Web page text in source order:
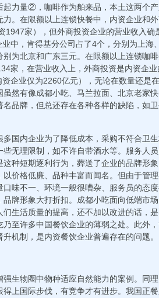
起力量②，咖啡作为舶来品，本土这两个
。在限额以上连锁快餐中，内资企业和
1947家），但外商投资企业的营业收入确
中，肯得基分公司占了4个，分别为上海
别为北京和广东三元。在限额以上连锁咖
家，在营业收入上，外商投资是内资企
企业仅为2260亿元），无论在数量还是在
然有像成都小吃、马兰拉面、北京老家
品牌，但总还存在各种各样的缺陷，如
国内企业为了降低成本，采购不符合卫生
无理限制，如不许自带酒水等。服务人员
种短期逐利行为，葬送了企业的品牌形
价格低廉、品种丰富而闻名。但由于管
味不一、环境一般很嘈杂、服务员的态
牌形象大打折扣。成都小吃面向低端市
生活质量的提高，还不加以改进的话，
至许多中国餐饮企业的薄弱之处。此外
机制，是内资餐饮企业普遍存在的问题。
生物圈中物种适应自然能力的案例。同
上国际步伐，有竞争才有进步。我国正